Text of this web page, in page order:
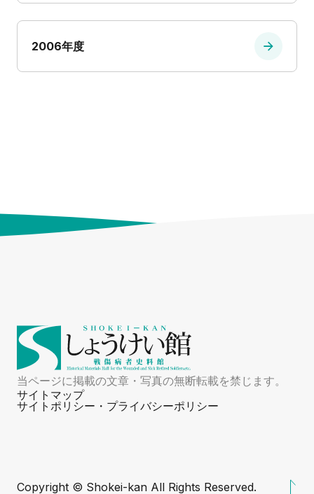
2006年度
当ページに掲載の文章・写真の無断転載を禁じます。
サイトマップ
サイトポリシー・プライバシーポリシー
Copyright ©️ Shokei-kan All Rights Reserved.